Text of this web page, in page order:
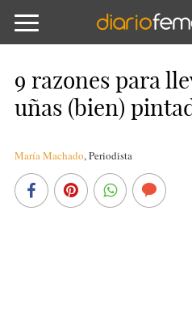
9 razones para
uñas (bien)
María Machado,Periodista